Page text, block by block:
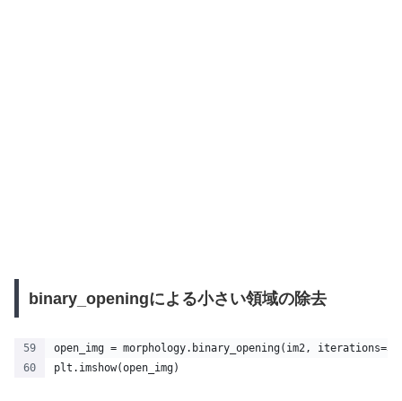
binary_openingによる小さい領域の除去
open_img = morphology.binary_opening(im2, iterations=3)
plt.imshow(open_img)